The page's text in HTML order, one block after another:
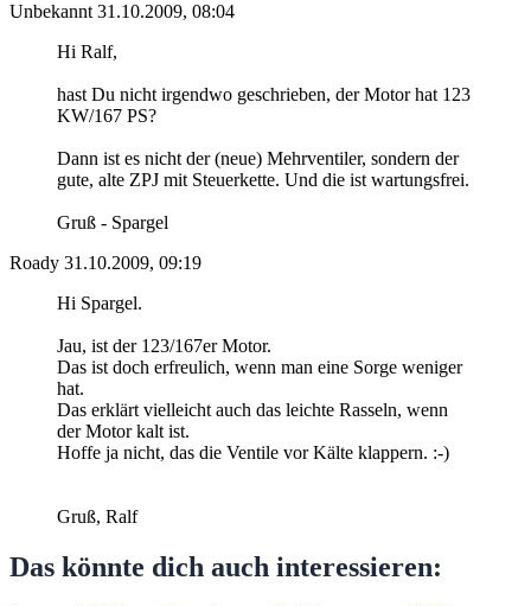
Unbekannt 31.10.2009, 08:04
Hi Ralf,
hast Du nicht irgendwo geschrieben, der Motor hat 123
KW/167 PS?
Dann ist es nicht der (neue) Mehrventiler, sondern der
gute, alte ZPJ mit Steuerkette. Und die ist wartungsfrei.
Gruß - Spargel
Roady 31.10.2009, 09:19
Hi Spargel.
Jau, ist der 123/167er Motor.
Das ist doch erfreulich, wenn man eine Sorge weniger
hat.
Das erklärt vielleicht auch das leichte Rasseln, wenn
der Motor kalt ist.
Hoffe ja nicht, das die Ventile vor Kälte klappern. :-)
Gruß, Ralf
Das könnte dich auch interessieren: